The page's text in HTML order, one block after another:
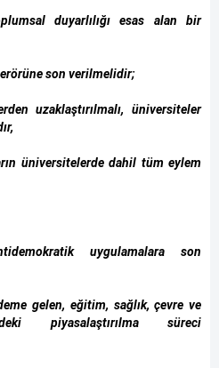
duyarlılığı esas alan bir
son verilmelidir;
uzaklaştırılmalı, üniversiteler
üniversitelerde dahil tüm eylem
uygulamalara son
gelen, eğitim, sağlık, çevre ve
piyasalaştırılma süreci